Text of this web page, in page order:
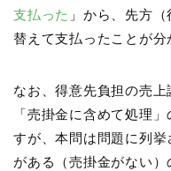
支払った 」から、先方
替えて支払ったことが分
なお、得意先負担の売
「売掛金に含めて処理
すが、本問は問題に列
がある（売掛金がない）